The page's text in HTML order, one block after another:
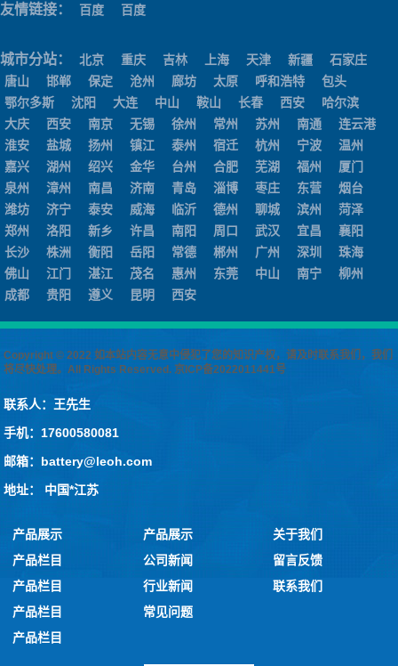
友情链接： 百度 百度
城市分站： 北京 重庆 吉林 上海 天津 新疆
石家庄
唐山
邯郸 保定 沧州 廊坊 太原 呼和浩特
包头
鄂尔多斯
沈阳 大连 中山 鞍山 长春 西安
哈尔滨
大庆
西安 南京 无锡 徐州 常州 苏州 南通
连云港
淮安
盐城 扬州 镇江 泰州 宿迁 杭州 宁波
温州
嘉兴
湖州 绍兴 金华 台州 合肥 芜湖 福州
厦门
泉州
漳州 南昌 济南 青岛 淄博 枣庄 东营
烟台
潍坊
济宁 泰安 威海 临沂 德州 聊城 滨州
菏泽
郑州
洛阳 新乡 许昌 南阳 周口 武汉 宜昌
襄阳
长沙
株洲 衡阳 岳阳 常德 郴州 广州 深圳
珠海
佛山
江门 湛江 茂名 惠州 东莞 中山 南宁
柳州
成都
贵阳 遵义 昆明 西安
Copyright © 2022 如本站内容无意中侵犯了您的知识产权，请及时联系我们，我们
将尽快处理。All Rights Reserved. 京ICP备2022011441号
联系人：王先生
手机：17600580081
邮箱：battery@leoh.com
地址： 中国*江苏
产品展示
产品栏目
产品栏目
产品栏目
产品栏目
产品展示
公司新闻
行业新闻
常见问题
关于我们
留言反馈
联系我们